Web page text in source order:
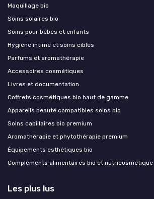
Maquillage bio
Soins solaires bio
Soins pour bébés et enfants
Hygiène intime et soins ciblés
Parfums et aromathérapie
Accessoires cosmétiques
Livres et documentation
Coffrets cosmétiques bio haut de gamme
Appareils beauté compatibles soins bio
Soins capillaires bio premium
Aromathérapie et phytothérapie premium
Équipements esthétiques bio
Compléments alimentaires bio et nutricosmétique
Les plus lus